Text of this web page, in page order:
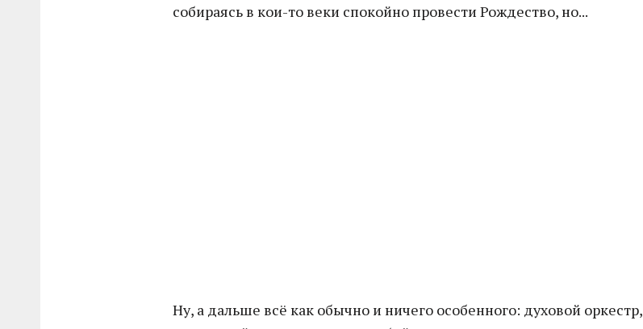
собираясь в кои-то веки спокойно провести Рождество, но...
Ну, а дальше всё как обычно и ничего особенного: духовой оркестр,